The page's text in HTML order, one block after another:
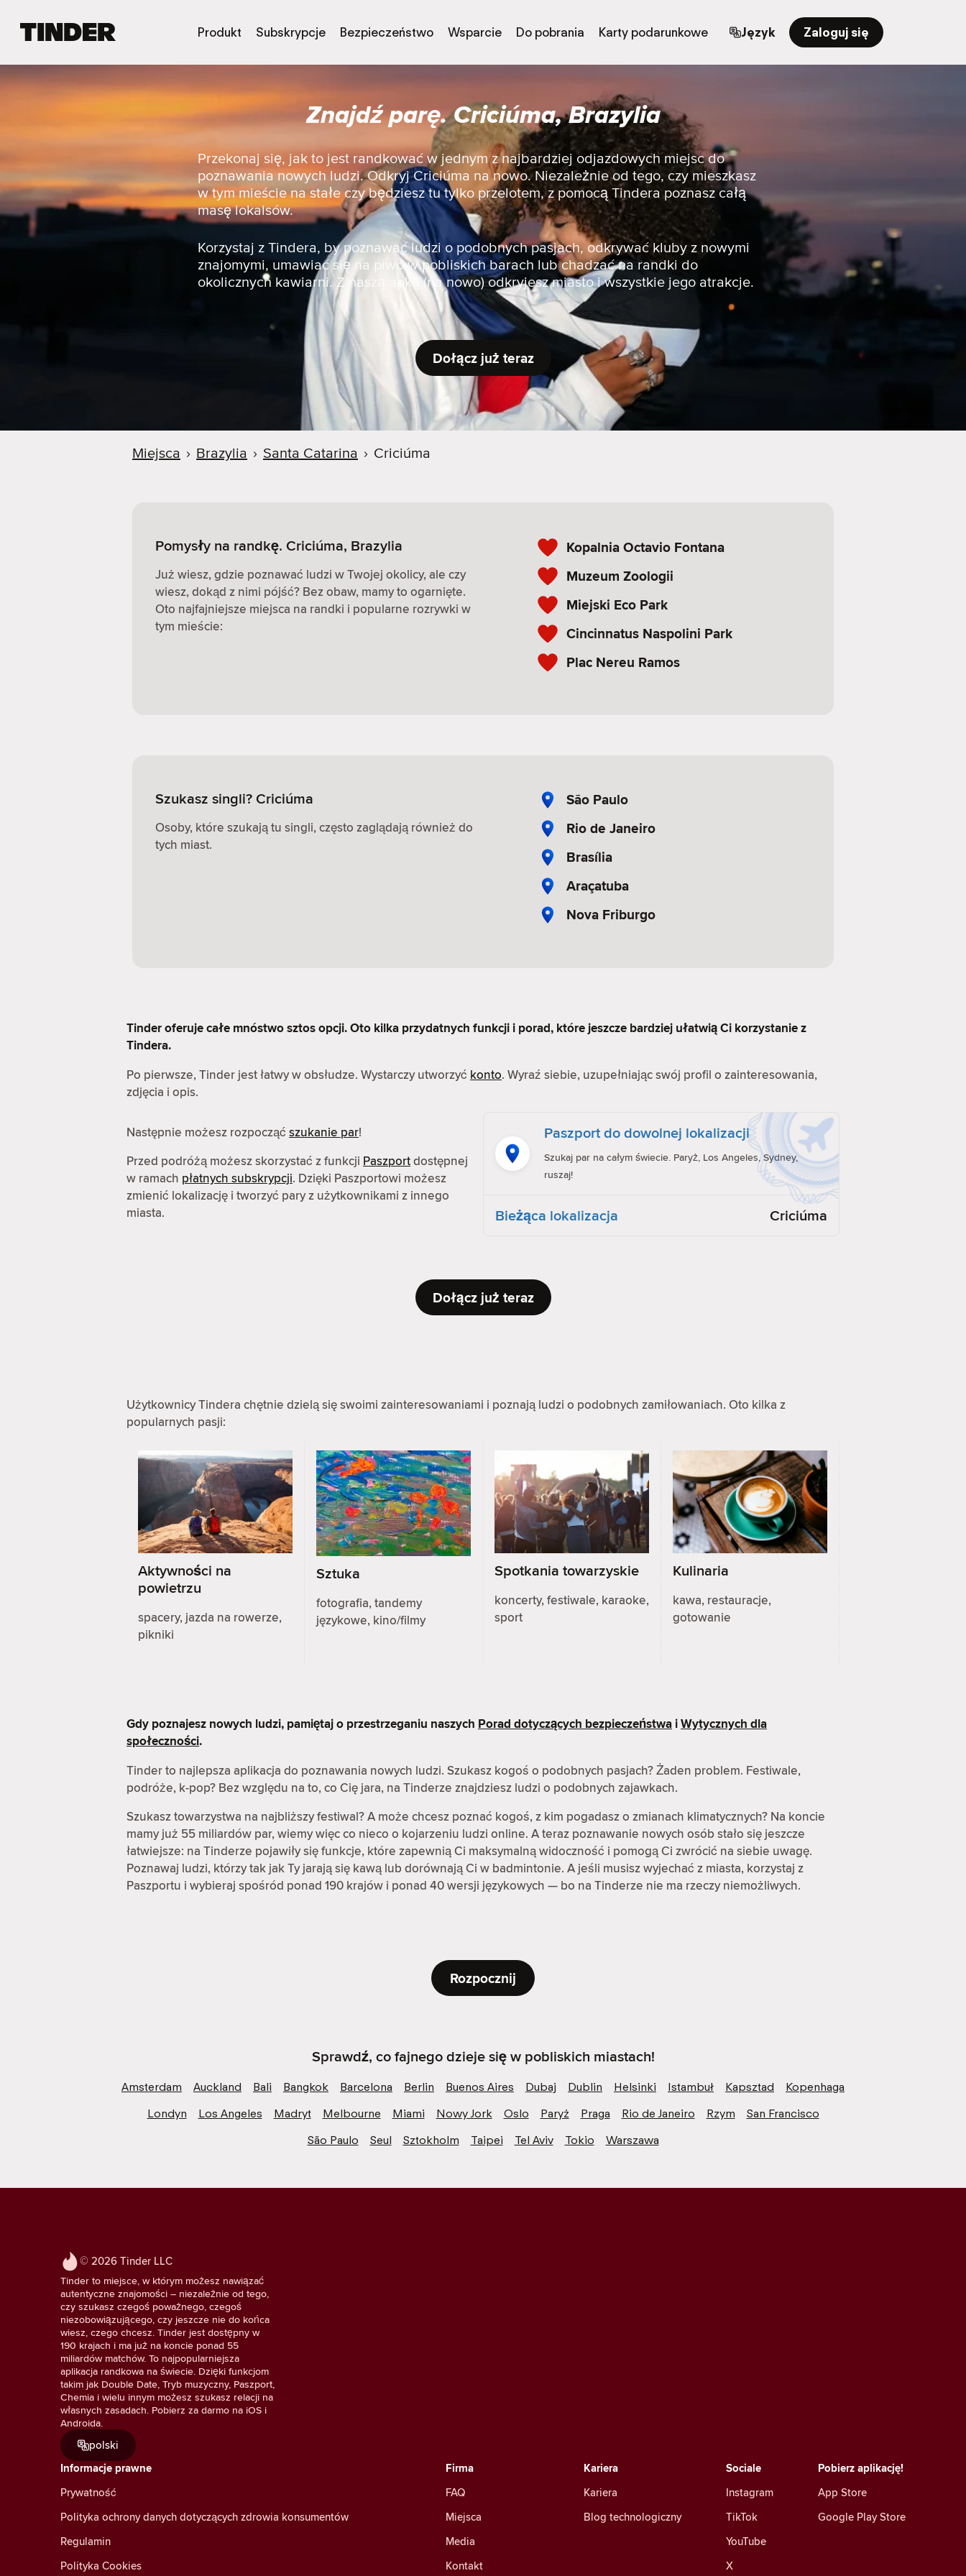
e
n
a
g
Produkt Subskrypcje Bezpieczeństwo Wsparcie Do pobrania Karty podarunkowe Język Zaloguj się
Znajdź parę. Criciúma, Brazylia
Przekonaj się, jak to jest randkować w jednym z najbardziej odjazdowych miejsc do
poznawania nowych ludzi. Odkryj Criciúma na nowo. Niezależnie od tego, czy mieszkasz
w tym mieście na stałe czy będziesz tu tylko przelotem, z pomocą Tindera poznasz całą
masę lokalsów.
Korzystaj z Tindera, by poznawać ludzi o podobnych pasjach, odkrywać kluby z nowymi
znajomymi, umawiać się na piwo w pobliskich barach lub chadzać na randki do
okolicznych kawiarni. Z naszą apką (na nowo) odkryjesz miasto i wszystkie jego atrakcje.
Dołącz już teraz
Miejsca › Brazylia › Santa Catarina › Criciúma
Pomysły na randkę. Criciúma, Brazylia
Już wiesz, gdzie poznawać ludzi w Twojej okolicy, ale czy
wiesz, dokąd z nimi pójść? Bez obaw, mamy to ogarnięte.
Oto najfajniejsze miejsca na randki i popularne rozrywki w
tym mieście:
Kopalnia Octavio Fontana
Muzeum Zoologii
Miejski Eco Park
Cincinnatus Naspolini Park
Plac Nereu Ramos
Szukasz singli? Criciúma
Osoby, które szukają tu singli, często zaglądają również do
tych miast.
São Paulo
Rio de Janeiro
Brasília
Araçatuba
Nova Friburgo
Tinder oferuje całe mnóstwo sztos opcji. Oto kilka przydatnych funkcji i porad, które jeszcze bardziej ułatwią Ci korzystanie z
Tindera.
Po pierwsze, Tinder jest łatwy w obsłudze. Wystarczy utworzyć konto. Wyraź siebie, uzupełniając swój profil o zainteresowania,
zdjęcia i opis.
Następnie możesz rozpocząć szukanie par!
Przed podróżą możesz skorzystać z funkcji Paszportdostępnej
w ramach płatnych subskrypcji. Dzięki Paszportowi możesz
zmienić lokalizację i tworzyć pary z użytkownikami z innego
miasta.
Paszport do dowolnej lokalizacji
Szukaj par na całym świecie. Paryż, Los Angeles, Sydney,
ruszaj!
Bieżąca lokalizacja Criciúma
Dołącz już teraz
Użytkownicy Tindera chętnie dzielą się swoimi zainteresowaniami i poznają ludzi o podobnych zamiłowaniach. Oto kilka z
popularnych pasji:
Aktywności na
powietrzu
spacery, jazda na rowerze,
pikniki
Sztuka
fotografia, tandemy
językowe, kino/filmy
Spotkania towarzyskie
koncerty, festiwale, karaoke,
sport
Kulinaria
kawa, restauracje,
gotowanie
Gdy poznajesz nowych ludzi, pamiętaj o przestrzeganiu naszych Porad dotyczących bezpieczeństwa iWytycznych dla
społeczności.
Tinder to najlepsza aplikacja do poznawania nowych ludzi. Szukasz kogoś o podobnych pasjach? Żaden problem. Festiwale,
podróże, k-pop? Bez względu na to, co Cię jara, na Tinderze znajdziesz ludzi o podobnych zajawkach.
Szukasz towarzystwa na najbliższy festiwal? A może chcesz poznać kogoś, z kim pogadasz o zmianach klimatycznych? Na koncie
mamy już 55 miliardów par, wiemy więc co nieco o kojarzeniu ludzi online. A teraz poznawanie nowych osób stało się jeszcze
łatwiejsze: na Tinderze pojawiły się funkcje, które zapewnią Ci maksymalną widoczność i pomogą Ci zwrócić na siebie uwagę.
Poznawaj ludzi, którzy tak jak Ty jarają się kawą lub dorównają Ci w badmintonie. A jeśli musisz wyjechać z miasta, korzystaj z
Paszportu i wybieraj spośród ponad 190 krajów i ponad 40 wersji językowych — bo na Tinderze nie ma rzeczy niemożliwych.
Rozpocznij
Sprawdź, co fajnego dzieje się w pobliskich miastach!
Amsterdam Auckland Bali Bangkok Barcelona Berlin Buenos Aires Dubaj Dublin Helsinki Istambuł Kapsztad
Kopenhaga
Londyn
Los Angeles Madryt Melbourne Miami Nowy Jork Oslo Paryż Praga Rio de Janeiro Rzym
San Francisco
São Paulo
Seul Sztokholm Taipei Tel Aviv Tokio Warszawa
© 2026 Tinder LLC
Tinder to miejsce, w którym możesz nawiązać
autentyczne znajomości – niezależnie od tego,
czy szukasz czegoś poważnego, czegoś
niezobowiązującego, czy jeszcze nie do końca
wiesz, czego chcesz. Tinder jest dostępny w
190 krajach i ma już na koncie ponad 55
miliardów matchów. To najpopularniejsza
aplikacja randkowa na świecie. Dzięki funkcjom
takim jak Double Date, Tryb muzyczny, Paszport,
Chemia i wielu innym możesz szukasz relacji na
własnych zasadach. Pobierz za darmo na iOS i
Androida.
polski
Sociale
Instagram
TikTok
YouTube
X
Informacje prawne
Prywatność
Polityka ochrony danych dotyczących zdrowia konsumentów
Regulamin
Polityka Cookies
Kariera
Kariera
Blog technologiczny
Firma
FAQ
Miejsca
Media
Kontakt
Pobierz aplikację!
App Store
Google Play Store